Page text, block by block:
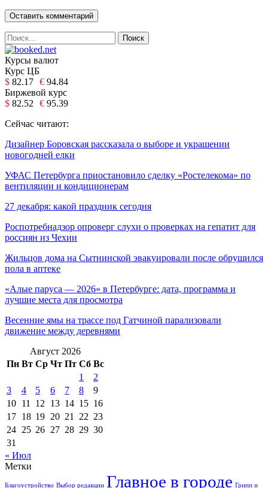
Курсы валют
Курс ЦБ
$ 82.17 € 94.84
Биржевой курс
$ 82.52 € 95.39
Сейчас читают:
Дизайнер Боровская рассказала о выборе и украшении
новогодней елки
УФАС Петербурга приостановило сделку «Ростелекома» по
вентиляции и кондиционерам
27 декабря: какой праздник сегодня
Роспотребнадзор опроверг слухи о проверках на гепатит для
россиян из Чехии
Жильцов дома на Сытнинской эвакуировали после обрушился
пола в аптеке
«Алые паруса — 2026» в Петербурге: дата, программа и
лучшие места для просмотра
Весенние ямы на трассе под Гатчиной парализовали
движение между деревнями
Август 2026
Пн Вт Ср Чт Пт Сб Вс
1
2
3
4 5 6 7 8
9
10 11 12 13 14 15 16
17 18 19 20 21 22 23
24 25 26 27 28 29 30
31
« Июл
Метки
Благоустройство Выбор редакции Главное в городе Грипп и